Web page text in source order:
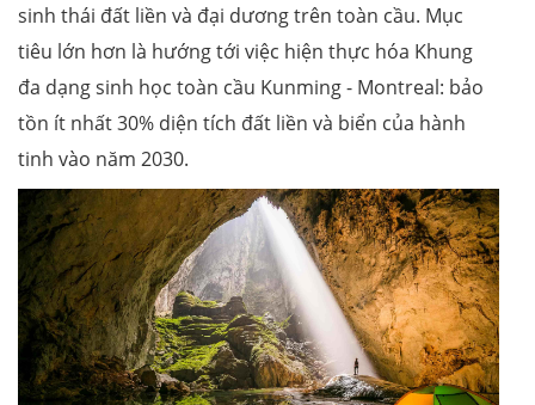
sinh thái đất liền và đại dương trên toàn cầu. Mục
tiêu lớn hơn là hướng tới việc hiện thực hóa Khung
đa dạng sinh học toàn cầu Kunming - Montreal: bảo
tồn ít nhất 30% diện tích đất liền và biển của hành
tinh vào năm 2030.